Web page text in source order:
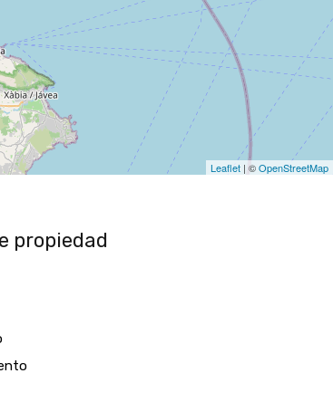
Leaflet | ©OpenStreetMap
propiedad